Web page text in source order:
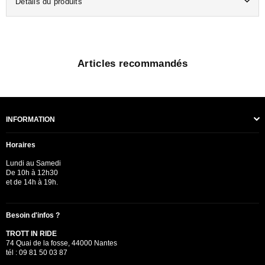
Articles recommandés
INFORMATION
Horaires
Lundi au Samedi
De 10h à 12h30
et de 14h à 19h.
Besoin d'infos ?
TROTT IN RIDE
74 Quai de la fosse, 44000 Nantes
tél : 09 81 50 03 87